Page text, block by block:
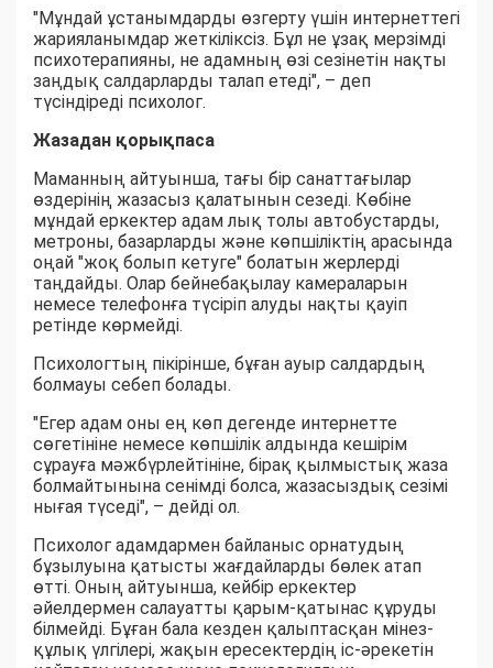
"Мұндай ұстанымдарды өзгерту үшін интернеттегі
жарияланымдар жеткіліксіз. Бұл не ұзақ мерзімді
психотерапияны, не адамның өзі сезінетін нақты
заңдық салдарларды талап етеді", – деп
түсіндіреді психолог.
Жазадан қорықпаса
Маманның айтуынша, тағы бір санаттағылар
өздерінің жазасыз қалатынын сезеді. Көбіне
мұндай еркектер адам лық толы автобустарды,
метроны, базарларды және көпшіліктің арасында
оңай "жоқ болып кетуге" болатын жерлерді
таңдайды. Олар бейнебақылау камераларын
немесе телефонға түсіріп алуды нақты қауіп
ретінде көрмейді.
Психологтың пікірінше, бұған ауыр салдардың
болмауы себеп болады.
"Егер адам оны ең көп дегенде интернетте
сөгетініне немесе көпшілік алдында кешірім
сұрауға мәжбүрлейтініне, бірақ қылмыстық жаза
болмайтынына сенімді болса, жазасыздық сезімі
нығая түседі", – дейді ол.
Психолог адамдармен байланыс орнатудың
бұзылуына қатысты жағдайларды бөлек атап
өтті. Оның айтуынша, кейбір еркектер
әйелдермен салауатты қарым-қатынас құруды
білмейді. Бұған бала кезден қалыптасқан мінез-
құлық үлгілері, жақын ересектердің іс-әрекетін